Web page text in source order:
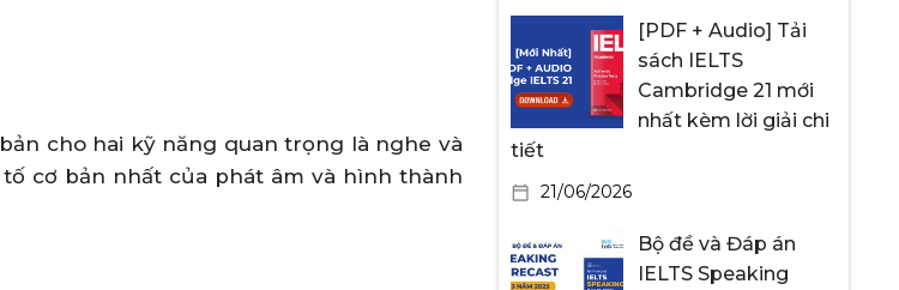
cho hai kỹ năng quan trọng là nghe và
cơ bản nhất của phát âm và hình thành
[PDF + Audio] Tải
sách IELTS
Cambridge 21 mới
nhất kèm lời giải chi
tiết
21/06/2026
Bộ đề và Đáp án
IELTS Speaking